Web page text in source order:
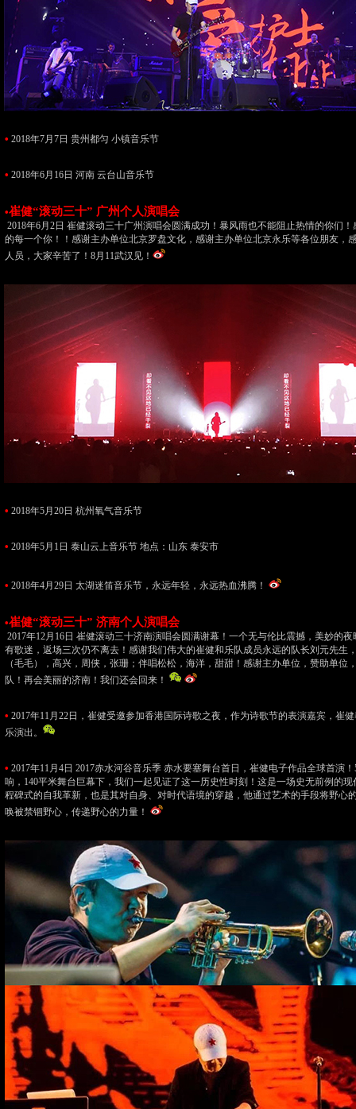
• 2018年7月7日 贵州都匀 小镇音乐节
• 2018年6月16日 河南 云台山音乐节
•崔健“滚动三十” 广州个人演唱会
2018年6月2日 崔健滚动三十广州演唱会圆满成功！暴风雨也不能阻止热情的你们
的每一个你！！感谢主办单位北京罗盘文化，感谢主办单位北京永乐等各位朋友，
人员，大家辛苦了！8月11武汉见！
• 2018年5月20日 杭州氧气音乐节
• 2018年5月1日 泰山云上音乐节 地点：山东 泰安市
• 2018年4月29日 太湖迷笛音乐节，永远年轻，永远热血沸腾！
•崔健“滚动三十” 济南个人演唱会
2017年12月16日 崔健滚动三十济南演唱会圆满谢幕！一个无与伦比震撼，美妙的
有歌迷，返场三次仍不离去！感谢我们伟大的崔健和乐队成员永远的队长刘元先生
（毛毛），高兴，周侠，张珊；伴唱松松，海洋，甜甜！感谢主办单位，赞助单位
队！再会美丽的济南！我们还会回来！
• 2017年11月22日，崔健受邀参加香港国际诗歌之夜，作为诗歌节的表演嘉宾，崔
乐演出。
• 2017年11月4日 2017赤水河谷音乐季 赤水要塞舞台首日，崔健电子作品全球首演
响，140平米舞台巨幕下，我们一起见证了这一历史性时刻！这是一场史无前例的
程碑式的自我革新，也是其对自身、对时代语境的穿越，他通过艺术的手段将野心
唤被禁锢野心，传递野心的力量！